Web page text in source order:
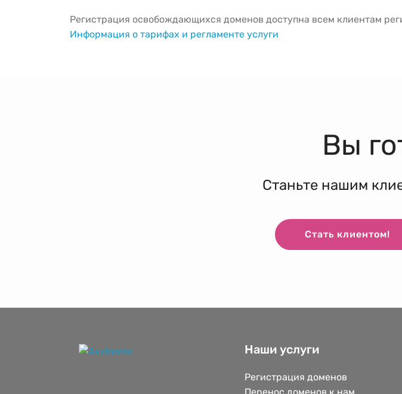
Регистрация освобождающихся доменов доступна всем клиентам
Информация о тарифах и регламенте услуги
Вы
Станьте нашим
Стать клиентом!
Наши услуги
Регистрация доменов